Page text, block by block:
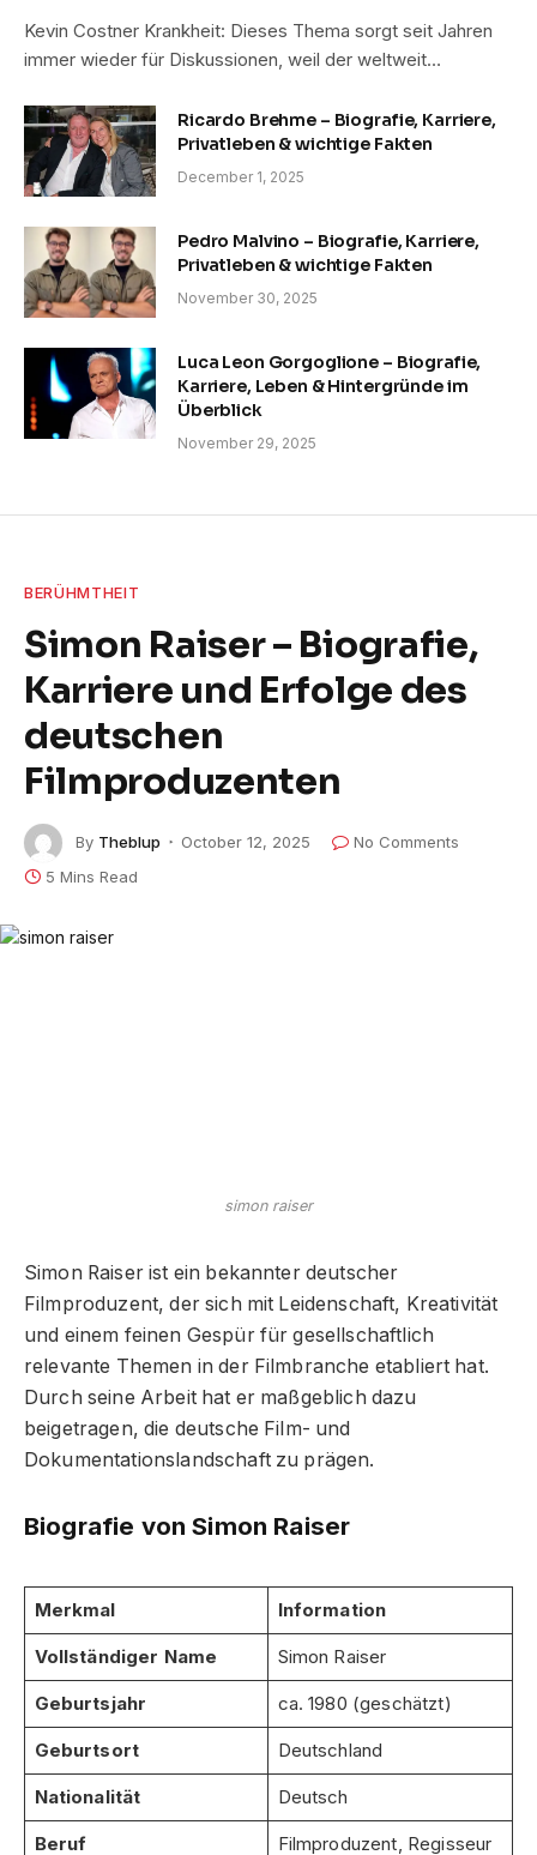
Kevin Costner Krankheit: Dieses Thema sorgt seit Jahren
immer wieder für Diskussionen, weil der weltweit…
Ricardo Brehme – Biografie, Karriere,
Privatleben & wichtige Fakten
December 1, 2025
Pedro Malvino – Biografie, Karriere,
Privatleben & wichtige Fakten
November 30, 2025
Luca Leon Gorgoglione – Biografie,
Karriere, Leben & Hintergründe im
Überblick
November 29, 2025
BERÜHMTHEIT
Simon Raiser – Biografie,
Karriere und Erfolge des
deutschen
Filmproduzenten
By Theblup October 12, 2025
No Comments
5 Mins Read
simon raiser
Simon Raiser ist ein bekannter deutscher
Filmproduzent, der sich mit Leidenschaft, Kreativität
und einem feinen Gespür für gesellschaftlich
relevante Themen in der Filmbranche etabliert hat.
Durch seine Arbeit hat er maßgeblich dazu
beigetragen, die deutsche Film- und
Dokumentationslandschaft zu prägen.
Biografie von Simon Raiser
Merkmal Information
Vollständiger Name Simon Raiser
Geburtsjahr ca. 1980 (geschätzt)
Geburtsort Deutschland
Nationalität Deutsch
Beruf Filmproduzent, Regisseur